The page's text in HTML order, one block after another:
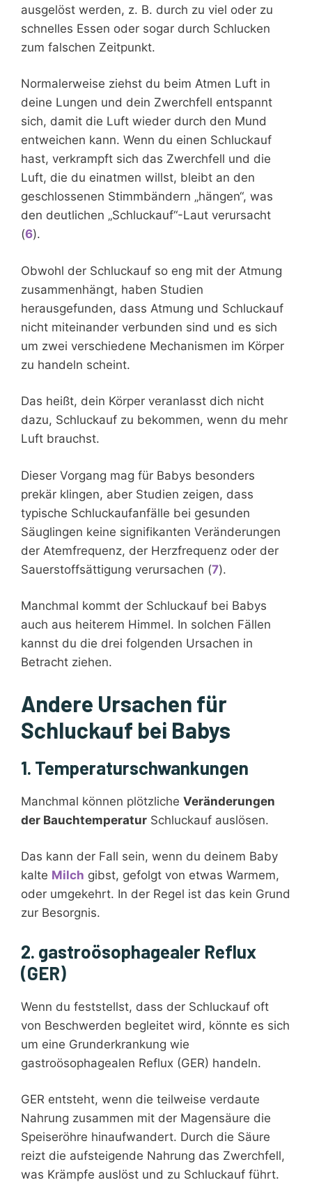
ausgelöst werden, z. B. durch zu viel oder zu
schnelles Essen oder sogar durch Schlucken
zum falschen Zeitpunkt.
Normalerweise ziehst du beim Atmen Luft in
deine Lungen und dein Zwerchfell entspannt
sich, damit die Luft wieder durch den Mund
entweichen kann. Wenn du einen Schluckauf
hast, verkrampft sich das Zwerchfell und die
Luft, die du einatmen willst, bleibt an den
geschlossenen Stimmbändern „hängen“, was
den deutlichen „Schluckauf“-Laut verursacht
(6).
Obwohl der Schluckauf so eng mit der Atmung
zusammenhängt, haben Studien
herausgefunden, dass Atmung und Schluckauf
nicht miteinander verbunden sind und es sich
um zwei verschiedene Mechanismen im Körper
zu handeln scheint.
Das heißt, dein Körper veranlasst dich nicht
dazu, Schluckauf zu bekommen, wenn du mehr
Luft brauchst.
Dieser Vorgang mag für Babys besonders
prekär klingen, aber Studien zeigen, dass
typische Schluckaufanfälle bei gesunden
Säuglingen keine signifikanten Veränderungen
der Atemfrequenz, der Herzfrequenz oder der
Sauerstoffsättigung verursachen (7).
Manchmal kommt der Schluckauf bei Babys
auch aus heiterem Himmel. In solchen Fällen
kannst du die drei folgenden Ursachen in
Betracht ziehen.
Andere Ursachen für
Schluckauf bei Babys
1. Temperaturschwankungen
Manchmal können plötzliche Veränderungen
der Bauchtemperatur Schluckauf auslösen.
Das kann der Fall sein, wenn du deinem Baby
kalte Milch gibst, gefolgt von etwas Warmem,
oder umgekehrt. In der Regel ist das kein Grund
zur Besorgnis.
2. gastroösophagealer Reflux
(GER)
Wenn du feststellst, dass der Schluckauf oft
von Beschwerden begleitet wird, könnte es sich
um eine Grunderkrankung wie
gastroösophagealen Reflux (GER) handeln.
GER entsteht, wenn die teilweise verdaute
Nahrung zusammen mit der Magensäure die
Speiseröhre hinaufwandert. Durch die Säure
reizt die aufsteigende Nahrung das Zwerchfell,
was Krämpfe auslöst und zu Schluckauf führt.